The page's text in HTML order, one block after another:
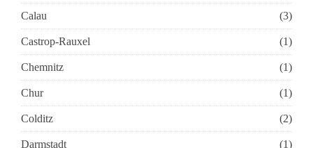
Calau (3)
Castrop-Rauxel (1)
Chemnitz (1)
Chur (1)
Colditz (2)
Darmstadt (1)